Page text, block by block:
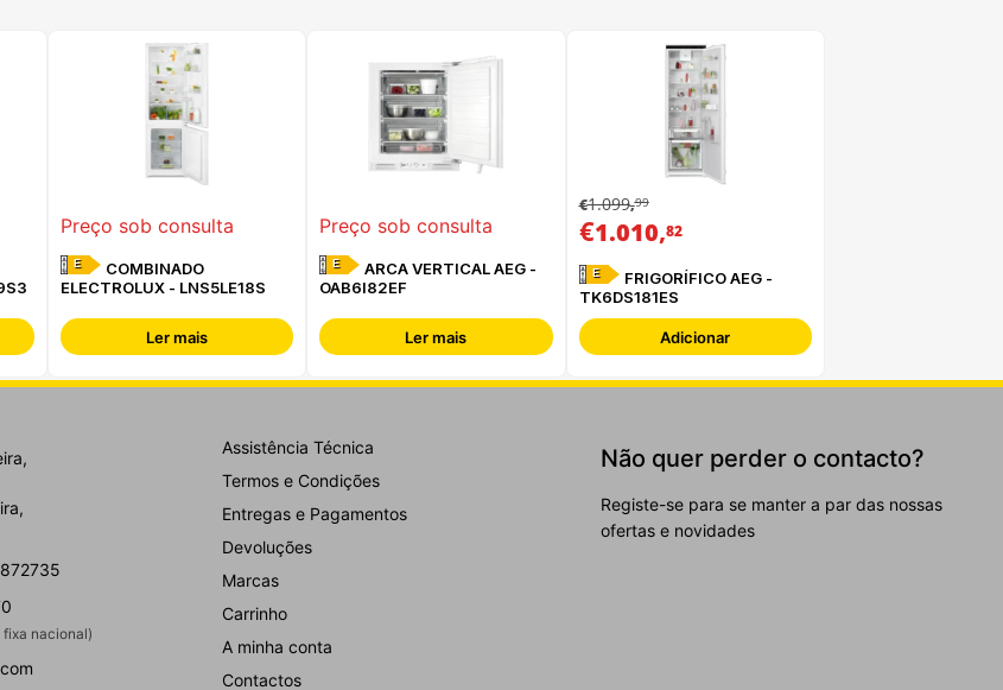
Preço sob consulta
E
COMBINADO
ELECTROLUX - LNS5LE18S
Ler mais
Preço sob consulta
E
ARCA VERTICAL AEG -
OAB6I82EF
Ler mais
€1.099,99
€1.010,82
E
FRIGORÍFICO AEG -
TK6DS181ES
Adicionar
fixa nacional)
Assistência Técnica
Termos e Condições
Entregas e Pagamentos
Devoluções
Marcas
Carrinho
A minha conta
Contactos
Não quer perder o contacto?
Registe-se para se manter a par das nossas
ofertas e novidades